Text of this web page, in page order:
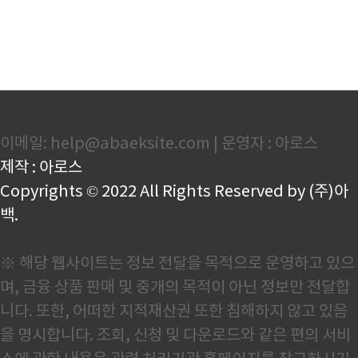
이메일: help@abaeksite.com | 운영자 : 아로스
제작 : 아로스
Copyrights © 2022 All Rights Reserved by (주)아
백.
※ 해당 웹사이트는 정보 전달을 목적으로 운영하고 있으
며, 금융 상품 판매 및 중개의 목적이 아닌 정보만 전달합
니다. 또한, 어떠한 지적재산권 또한 침해하지 않고 있음
을 명시합니다. 조회, 신청 및 다운로드와 같은 편의 서비